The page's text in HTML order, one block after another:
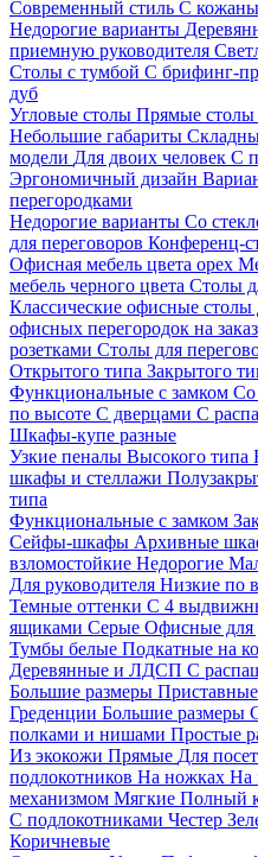
Современный стиль С
Недорогие варианты
приемную руководителя
Столы с тумбой С брифинг-
дуб
Угловые столы Прямые столы
Небольшие габариты
модели Для двоих человек С
Эргономичный дизайн
перегородками
Недорогие варианты Со
для переговоров Конференц-
Офисная мебель цвета орех
мебель черного цвета Столы
Классические офисные столы
офисных перегородок на заказ
розетками Столы для
Открытого типа Закрытого
Функциональные с замком Со
по высоте С дверцами С
Шкафы-купе разные
Узкие пеналы Высокого типа
шкафы и стеллажи
типа
Функциональные с замком
Сейфы-шкафы Архивные
взломостойкие Недорогие
Для руководителя Низкие по
Темные оттенки С 4
ящиками Серые Офисные для
Тумбы белые Подкатные на
Деревянные и ЛДСП С
Большие размеры
Греденции Большие размеры
полками и нишами Простые
Из экокожи Прямые Для
подлокотников На ножках На
механизмом Мягкие Полный
С подлокотниками Честер
Коричневые